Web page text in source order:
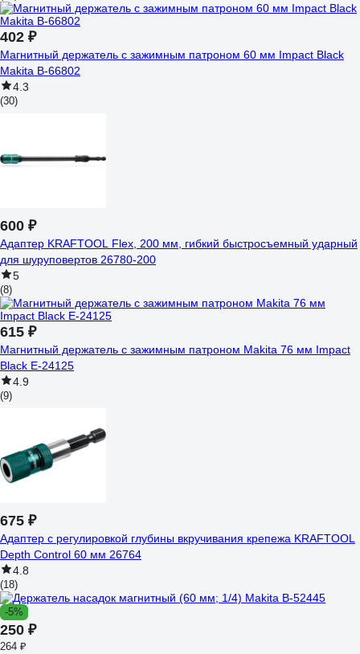
402 ₽
Магнитный держатель с зажимным патроном 60 мм Impact Black
Makita B-66802
4.3
(30)
600 ₽
Адаптер KRAFTOOL Flex, 200 мм, гибкий быстросъемный ударный
для шуруповертов 26780-200
5
(8)
615 ₽
Магнитный держатель с зажимным патроном Makita 76 мм Impact
Black E-24125
4.9
(9)
675 ₽
Адаптер с регулировкой глубины вкручивания крепежа KRAFTOOL
Depth Control 60 мм 26764
4.8
(18)
-5%
250 ₽
264 ₽